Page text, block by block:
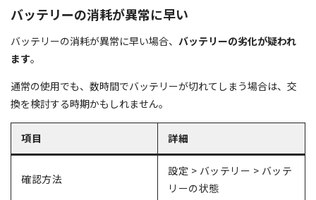
バッテリーの消耗が異常に早い
バッテリーの消耗が異常に早い場合、 バッテリーの劣化が疑われ
ます。
通常の使用でも、数時間でバッテリーが切れてしまう場合は、交
換を検討する時期かもしれません。
項目 詳細
確認方法
設定 > バッテリー > バッテ
リーの状態